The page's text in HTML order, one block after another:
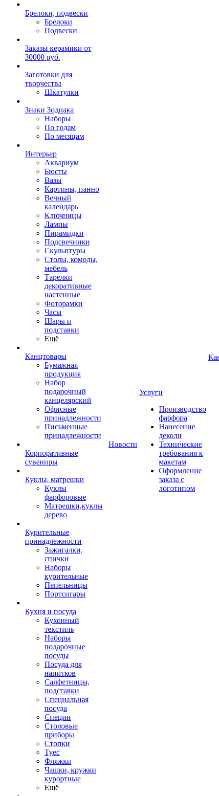
Брелоки, подвески
Брелоки
Подвески
Заказы керамики от
30000 руб.
Заготовки для
творчества
Шкатулки
Знаки Зодиака
Наборы
По годам
По месяцам
Интерьер
Аквариум
Бюсты
Вазы
Картины, панно
Вечный
календарь
Ключницы
Лампы
Пирамидки
Подсвечники
Скульптуры
Столы, комоды,
мебель
Тарелки
декоративные
настенные
Фоторамки
Часы
Шары и
подставки
Ещё
Канцтовары
Бумажная
продукция
Набор
подарочный
канцелярский
Офисные
принадлежности
Письменные
принадлежности
Корпоративные
сувениры
Куклы, матрешки
Куклы
фарфоровые
Матрешки,куклы
дерево
Курительные
принадлежности
Зажигалки,
спички
Наборы
курительные
Пепельницы
Портсигары
Кухня и посуда
Кухонный
текстиль
Наборы
подарочные
посуды
Посуда для
напитков
Салфетницы,
подставки
Специальная
посуда
Специи
Столовые
приборы
Стопки
Туес
Фляжки
Чашки, кружки
курортные
Ещё
Новости
Услуги
Производство
фарфора
Нанесение
деколи
Технические
требования к
макетам
Оформление
заказа с
логотипом